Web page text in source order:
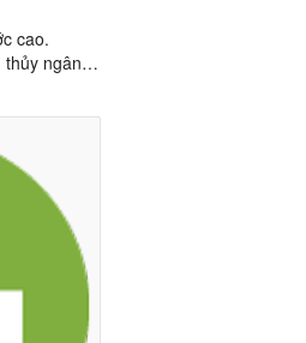
cao.
thủy ngân…